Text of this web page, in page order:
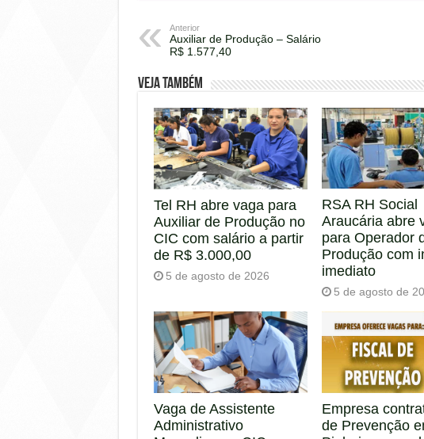
Anterior
Auxiliar de Produção – Salário
R$ 1.577,40
Veja também
Tel RH abre vaga para
Auxiliar de Produção no
CIC com salário a partir
de R$ 3.000,00
5 de agosto de 2026
RSA RH Social
Araucária abre
para Operador
Produção com
imediato
5 de agosto de
Vaga de Assistente
Administrativo
Empresa
de Prevenção